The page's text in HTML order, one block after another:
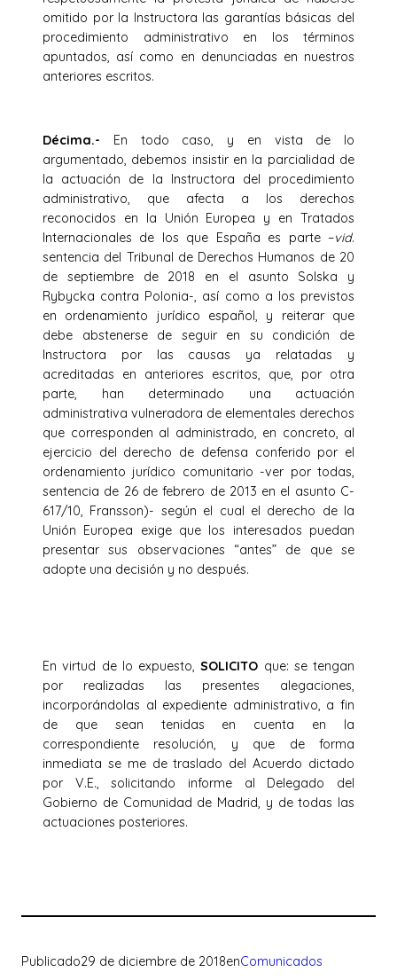
omitido por la Instructora las garantías básicas del
procedimiento administrativo en los términos
apuntados, así como en denunciadas en nuestros
anteriores escritos.
Décima.- En todo caso, y en vista de lo
argumentado, debemos insistir en la parcialidad de
la actuación de la Instructora del procedimiento
administrativo, que afecta a los derechos
reconocidos en la Unión Europea y en Tratados
Internacionales de los que España es parte –vid.
sentencia del Tribunal de Derechos Humanos de 20
de septiembre de 2018 en el asunto Solska y
Rybycka contra Polonia-, así como a los previstos
en ordenamiento jurídico español, y reiterar que
debe abstenerse de seguir en su condición de
Instructora por las causas ya relatadas y
acreditadas en anteriores escritos, que, por otra
parte, han determinado una actuación
administrativa vulneradora de elementales derechos
que corresponden al administrado, en concreto, al
ejercicio del derecho de defensa conferido por el
ordenamiento jurídico comunitario -ver por todas,
sentencia de 26 de febrero de 2013 en el asunto C-
617/10, Fransson)- según el cual el derecho de la
Unión Europea exige que los interesados puedan
presentar sus observaciones “antes” de que se
adopte una decisión y no después.
En virtud de lo expuesto,SOLICITO que: se tengan
por realizadas las presentes alegaciones,
incorporándolas al expediente administrativo, a fin
de que sean tenidas en cuenta en la
correspondiente resolución, y que de forma
inmediata se me de traslado del Acuerdo dictado
por V.E., solicitando informe al Delegado del
Gobierno de Comunidad de Madrid, y de todas las
actuaciones posteriores.
Publicado29 de diciembre de 2018enComunicados